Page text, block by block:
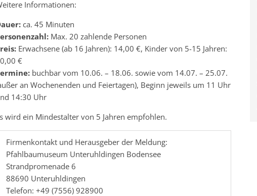
Informationen:
ca. 45 Minuten
Max. 20 zahlende Personen
Erwachsene (ab 16 Jahren): 14,00 €, Kinder von 5-15 Jahren:
€
buchbar vom 10.06. – 18.06. sowie vom 14.07. – 25.07.
an Wochenenden und Feiertagen), Beginn jeweils um 11 Uhr
14:30 Uhr
wird ein Mindestalter von 5 Jahren empfohlen.
Firmenkontakt und Herausgeber der Meldung:
Pfahlbaumuseum Unteruhldingen Bodensee
Strandpromenade 6
88690 Unteruhldingen
Telefon: +49 (7556) 928900